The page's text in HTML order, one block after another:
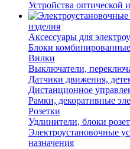
Устройства оптической
изделия
Аксессуары для
Блоки комбинированные
Вилки
Выключатели,
Датчики движения,
Дистанционное
Рамки, декоративные
Розетки
Удлинители, блоки
Электроустановочные
назначения